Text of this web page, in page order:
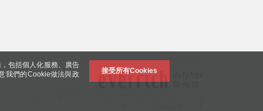
包括個人化服務、廣告
我們的Cookie做法與政
接受所有Cookies